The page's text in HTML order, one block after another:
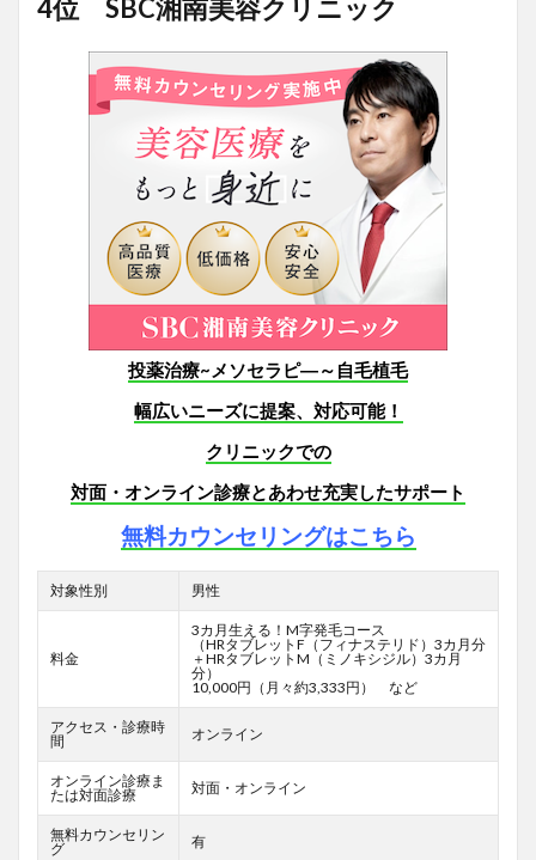
4位 SBC湘南美容クリニック
投薬治療~メソセラピ―～自毛植毛
幅広いニーズに提案、対応可能！
クリニックでの
対面・オンライン診療とあわせ充実したサポート
無料カウンセリングはこちら
対象性別 男性
料金
3カ月生える！M字発毛コース
（HRタブレットF （フィナステリド）3カ月分
＋HRタブレットM（ミノキシジル）3カ月
分）
10,000円（月々約3,333円） など
アクセス・診療時
間
オンライン
オンライン診療ま
たは対面診療
対面・オンライン
無料カウンセリン
グ
有